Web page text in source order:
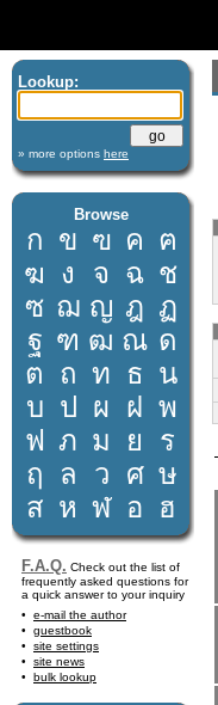
Lookup:
» more options here
Browse
ก ข ฃ ค ฅ
ฆ ง จ ฉ ช
ซ ฌ ญ ฎ ฏ
ฐ ฑ ฒ ณ ด
ต ถ ท ธ น
บ ป ผ ฝ พ
ฟ ภ ม ย
ร
ฤ
ล ว ศ ษ
ส ห ฬ อ ฮ
F.A.Q. Check out the list of
frequently asked questions for
a quick answer to your inquiry
e-mail the author
guestbook
site settings
site news
bulk lookup